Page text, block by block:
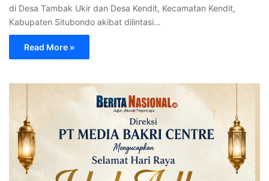
di Desa Tambak Ukir dan Desa Kendit, Kecamatan Kendit,
Kabupaten Situbondo akibat dilintasi…
Read More »